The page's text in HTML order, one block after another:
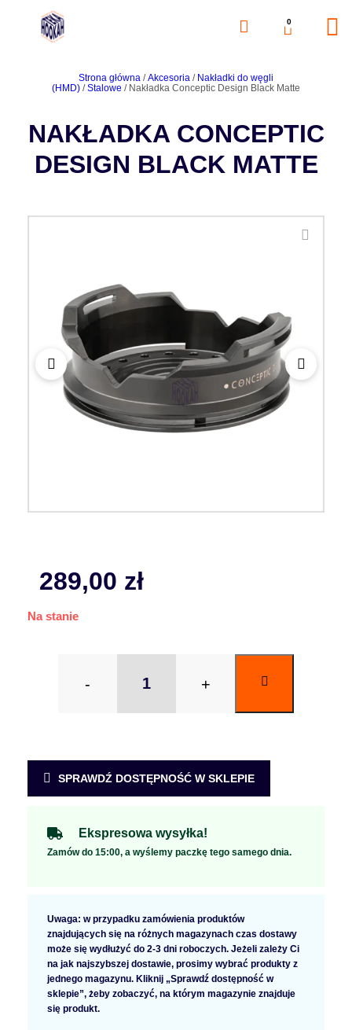
0
Strona główna /Akcesoria / Nakładki do węgli
(HMD) /Stalowe / Nakładka Conceptic Design Black Matte
NAKŁADKA CONCEPTIC
DESIGN BLACK MATTE
289,00 zł
Na stanie
- +
SPRAWDŹ DOSTĘPNOŚĆ W SKLEPIE
Ekspresowa wysyłka!
Zamów do 15:00, a wyślemy paczkę tego samego dnia.
Uwaga: w przypadku zamówienia produktów
znajdujących się na różnych magazynach czas dostawy
może się wydłużyć do 2-3 dni roboczych. Jeżeli zależy Ci
na jak najszybszej dostawie, prosimy wybrać produkty z
jednego magazynu. Kliknij „Sprawdź dostępność w
sklepie”, żeby zobaczyć, na którym magazynie znajduje
się produkt.